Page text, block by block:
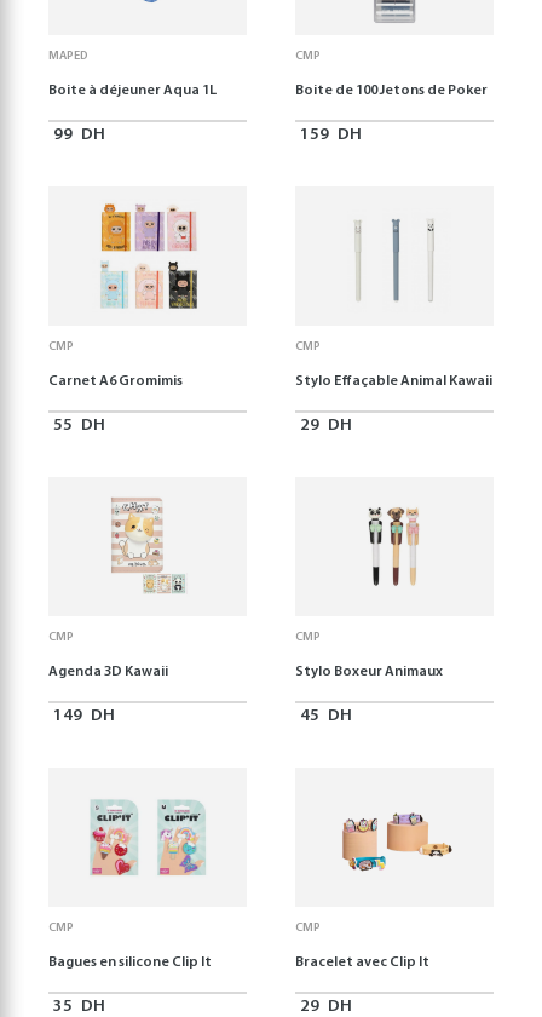
MAPED
Boite à déjeuner Aqua 1L
99 DH
CMP
Boite de 100 Jetons de Poker
159 DH
CMP
Carnet A6 Gromimis
55 DH
CMP
Stylo Effaçable Animal Kawaii
29 DH
CMP
Agenda 3D Kawaii
149 DH
CMP
Stylo Boxeur Animaux
45 DH
CMP
Bagues en silicone Clip It
35 DH
CMP
Bracelet avec Clip It
29 DH